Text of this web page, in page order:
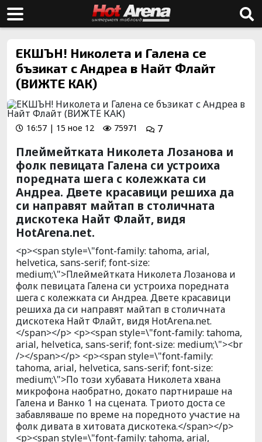
ЕКШЪН! Николета и Галена се
бъзикат с Андреа в Найт Флайт
(ВИЖТЕ КАК)
16:57 | 15 ное 12 75971 7
Плеймейтката Николета Лозанова и
фолк певицата Галена си устроиха
поредната шега с колежката си
Андреа. Двете красавици решиха да
си направят майтап в столичната
дискотека Найт Флайт, видя
HotArena.net.
<p><span style=\"font-family: tahoma, arial,
helvetica, sans-serif; font-size:
medium;\">Плеймейтката Николета Лозанова и
фолк певицата Галена си устроиха поредната
шега с колежката си Андреа. Двете красавици
решиха да си направят майтап в столичната
дискотека Найт Флайт, видя HotArena.net.
</span></p> <p><span style=\"font-family: tahoma,
arial, helvetica, sans-serif; font-size: medium;\"><br
/></span></p> <p><span style=\"font-family:
tahoma, arial, helvetica, sans-serif; font-size:
medium;\">По този хубавата Николета хвана
микрофона наобратно, докато партнираше на
Галена и Ванко 1 на сцената. Триото доста се
забавляваше по време на поредното участие на
фолк дивата в хитовата дискотека.</span></p>
<p><span style=\"font-family: tahoma, arial,